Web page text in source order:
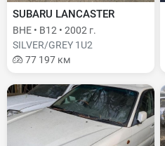
SUBARU LANCASTER
BHE • B12 • 2002 г.
SILVER/GREY 1U2
77 197 км